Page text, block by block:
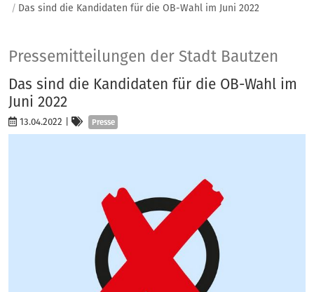
Das sind die Kandidaten für die OB-Wahl im Juni 2022
Presse
Pressemitteilungen der Stadt Bautzen
Das sind die Kandidaten für die OB-Wahl im
Juni 2022
13.04.2022 Kategorien
Presse